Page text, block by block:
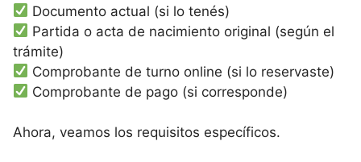
Documento actual (si lo tenés)
Partida o acta de nacimiento original (según el
trámite)
Comprobante de turno online (si lo reservaste)
Comprobante de pago (si corresponde)
Ahora, veamos los requisitos específicos.